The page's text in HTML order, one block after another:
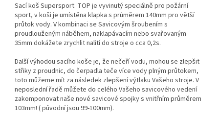
Sací koš Supersport TOP je vyvinutý speciálně pro požární
sport, v koši je umístěna klapka s průměrem 140mm pro větší
průtok vody. V kombinaci se Savicovým šroubením s
proudlouženým náběhem, naklapávacím nebo svařovaným
35mm dokážete zrychlit nalití do stroje o cca 0,2s.
Další výhodou sacího koše je, že nečeří vodu, mohou se zlepšit
střiky z proudnic, do čerpadla teče více vody plným průtokem,
toto můžeme mít za následek zlepšení výtlaku Vašeho stroje. V
neposlední řadě můžete do celého Vašeho savicového vedení
zakomponovat naše nové savicové spojky s vnitřním průměrem
103mm! ( původní jsou 99-100mm).